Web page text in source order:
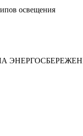
освещения